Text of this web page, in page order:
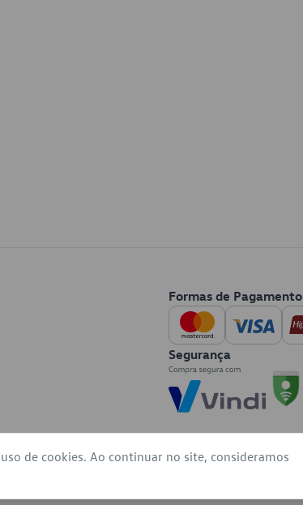
Formas de Pagamento
Segurança
de cookies. Ao continuar no site, consideramos